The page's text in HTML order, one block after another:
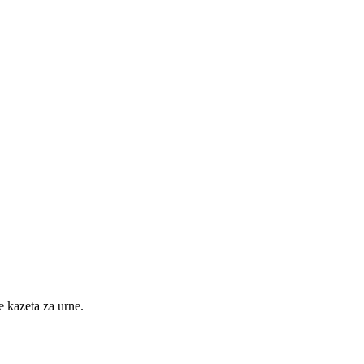
kazeta za urne.